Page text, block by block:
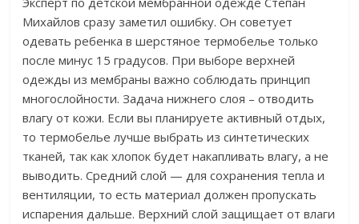
Михайлов сразу заметил ошибку. Он советует
одевать ребенка в шерстяное термобелье только
после минус 15 градусов. При выборе верхней
одежды из мембраны важно соблюдать принцип
многослойности. Задача нижнего слоя – отводить
влагу от кожи. Если вы планируете активный отдых,
то термобелье лучше выбрать из синтетических
тканей, так как хлопок будет накапливать влагу, а не
выводить. Средний слой — для сохранения тепла и
вентиляции, то есть материал должен пропускать
испарения дальше. Верхний слой защищает от влаги